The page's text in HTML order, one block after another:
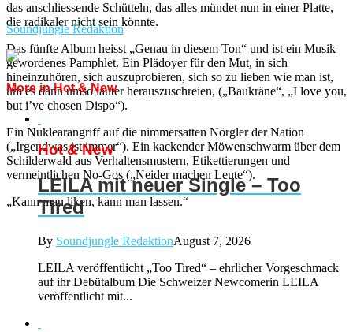
das anschliessende Schütteln, das alles mündet nun in einer Platte,
die radikaler nicht sein könnte.
Das fünfte Album heisst „Genau in diesem Ton“ und ist ein Musik
gewordenes Pamphlet. Ein Plädoyer für den Mut, in sich
hineinzuhören, sich auszuprobieren, sich so zu lieben wie man ist,
um es dann umso lauter herauszuschreien, („Baukräne“, „I love you,
but i’ve chosen Dispo“).
Ein Nuklearangriff auf die nimmersatten Nörgler der Nation
(„Irgendwas ist immer“). Ein kackender Möwenschwarm über dem
Schilderwald aus Verhaltensmustern, Etikettierungen und
vermeintlichen No-Gos („Neider machen Leute“).
„Kann man liken, kann man lassen.“
Soundjungle Redaktion
More in Hot & New
Hot & New
LEILA mit neuer Single – Too
Tired
By Soundjungle RedaktionAugust 7, 2026
LEILA veröffentlicht „Too Tired“ – ehrlicher Vorgeschmack
auf ihr Debütalbum Die Schweizer Newcomerin LEILA
veröffentlicht mit...